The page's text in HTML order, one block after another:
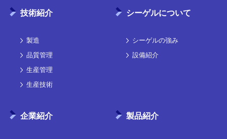
技術紹介
製造
品質管理
生産管理
生産技術
シーゲルについて
シーゲルの強み
設備紹介
企業紹介 製品紹介